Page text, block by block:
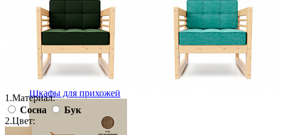
Зеркала для прихожей
Ключницы
Консоли
Наборы в прихожую
Обувницы
Прихожая Вилия-М модульная
Скамьи и банкетки
Тумбы и комоды
Шкафы для прихожей
1.Материал:
Сосна
Бук
2.Цвет: